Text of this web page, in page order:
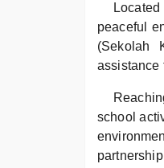
peaceful
(Sekolah
assistance
school